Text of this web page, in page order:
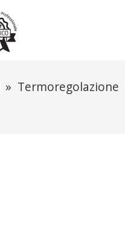
» Termoregolazione